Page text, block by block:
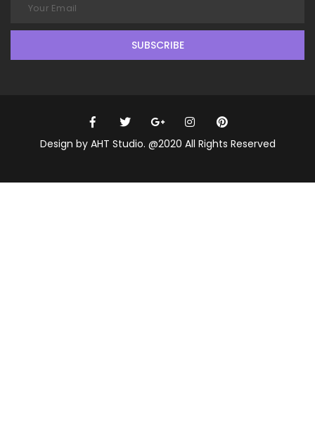
SUBSCRIBE
Design by AHT Studio. @2020 All Rights Reserved